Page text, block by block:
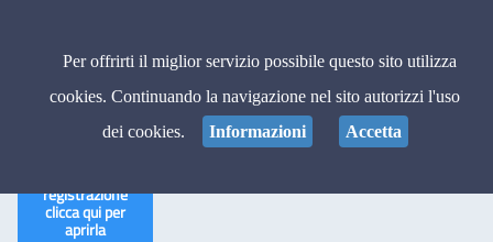
Domanda di registrazione al sistema eCaccia
dell'Ente
registrazione
clicca qui per
aprirla
Per offrirti il miglior servizio possibile questo sito utilizza
cookies. Continuando la navigazione nel sito autorizzi l'uso
dei cookies.
Informazioni Accetta